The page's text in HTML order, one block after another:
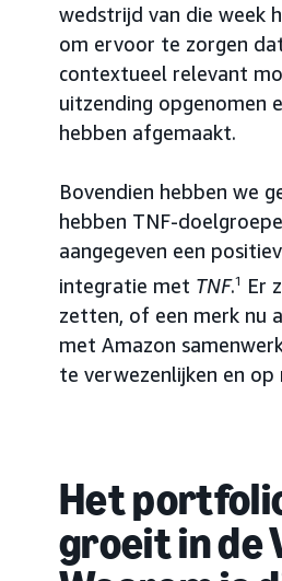
wedstrijd van die week
om ervoor te zorgen
contextueel relevant
uitzending opgenomen
hebben afgemaakt.
Bovendien hebben we
hebben TNF-
aangegeven een
integratie met TNF.1
Er
zetten, of een merk nu
met Amazon
te verwezenlijken en
Het
groeit in de